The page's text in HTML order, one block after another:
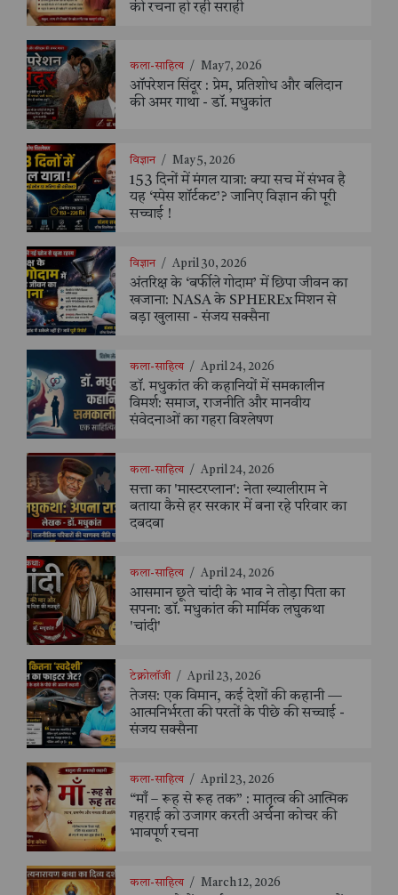
की रचना हो रही सराही
कला-साहित्य / May 7, 2026
ऑपरेशन सिंदूर : प्रेम, प्रतिशोध और बलिदान
की अमर गाथा - डॉ. मधुकांत
विज्ञान / May 5, 2026
153 दिनों में मंगल यात्रा: क्या सच में संभव है
यह ‘स्पेस शॉर्टकट’? जानिए विज्ञान की पूरी
सच्चाई !
विज्ञान / April 30, 2026
अंतरिक्ष के ‘बर्फीले गोदाम’ में छिपा जीवन का
खजाना: NASA के SPHEREx मिशन से
बड़ा खुलासा - संजय सक्सैना
कला-साहित्य / April 24, 2026
डॉ. मधुकांत की कहानियों में समकालीन
विमर्श: समाज, राजनीति और मानवीय
संवेदनाओं का गहरा विश्लेषण
कला-साहित्य / April 24, 2026
सत्ता का 'मास्टरप्लान': नेता ख्यालीराम ने
बताया कैसे हर सरकार में बना रहे परिवार का
दबदबा
कला-साहित्य / April 24, 2026
आसमान छूते चांदी के भाव ने तोड़ा पिता का
सपना: डॉ. मधुकांत की मार्मिक लघुकथा
'चांदी'
टेक्नोलॉजी / April 23, 2026
तेजस: एक विमान, कई देशों की कहानी —
आत्मनिर्भरता की परतों के पीछे की सच्चाई -
संजय सक्सैना
कला-साहित्य / April 23, 2026
“माँ – रूह से रूह तक” : मातृत्व की आत्मिक
गहराई को उजागर करती अर्चना कोचर की
भावपूर्ण रचना
कला-साहित्य / March 12, 2026